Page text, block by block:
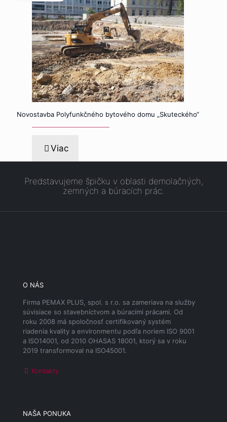
Novostavba Polyfunkčného bytového domu „Skuteckého“
Viac
Predstavujeme špičku v oblasti demolačných,
zemných a búracích prác.
O NÁS
Firma PEMAX PLUS, spol. s r.o. sa zameriava na služby
súvisiace so stavebníctvom a búracími prácami. Od
roku 2008 má spoločnosť certifikovaný systém
riadenia kvality a environmentu podľa noriem ISO 9001
a ISO14001, od 2010 OHASAS 18001, ktorý sa v roku
2019 transformoval na ISO45001.
Kontakty
NAŠA PONUKA